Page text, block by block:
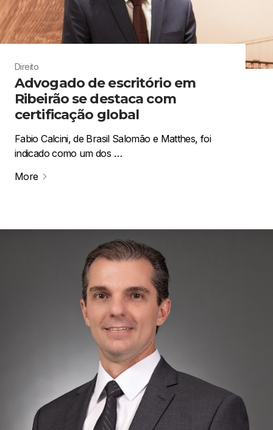
Direito
Advogado de escritório em
Ribeirão se destaca com
certificação global
Fabio Calcini, de Brasil Salomão e Matthes, foi
indicado como um dos …
More